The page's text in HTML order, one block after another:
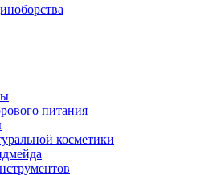
питания
косметики